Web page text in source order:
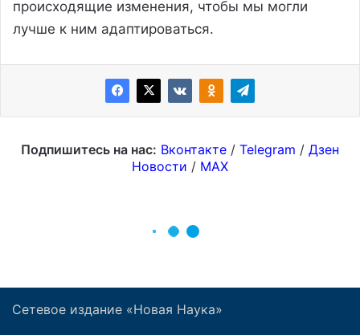
Сетевое издание «Новая Наука»